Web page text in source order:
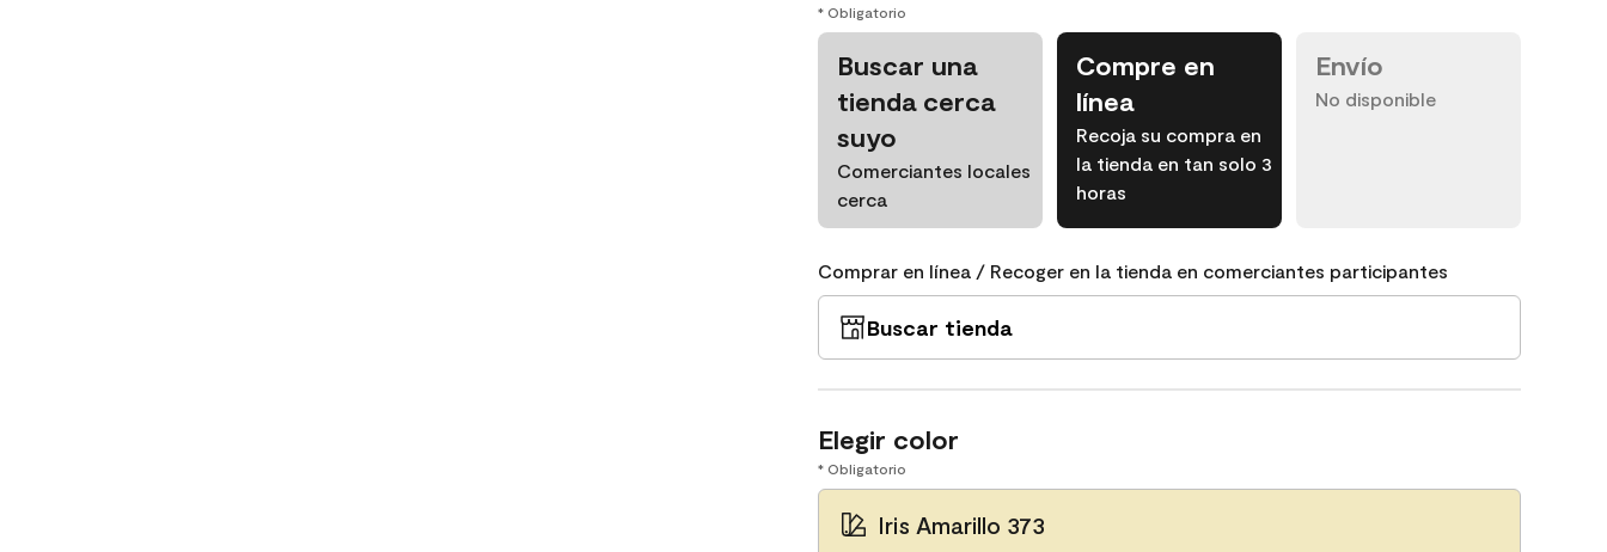
* Obligatorio
Buscar una
tienda cerca
suyo
Comerciantes locales
cerca
Compre en
línea
Recoja su compra en
la tienda en tan solo 3
horas
Envío
No disponible
Comprar en línea / Recoger en la tienda en comerciantes participantes
Buscar tienda
Elegir color
* Obligatorio
Iris Amarillo 373